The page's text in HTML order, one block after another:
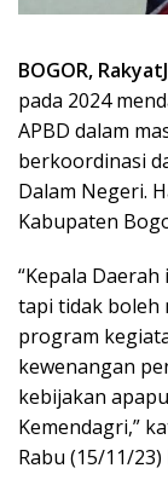
BOGOR,
pada 2024
APBD dalam
berkoordinasi
Dalam Negeri.
Kabupaten
“Kepala
tapi tidak boleh
program
kewenangan
kebijakan
Kemendagri,”
Rabu (15/11/23)